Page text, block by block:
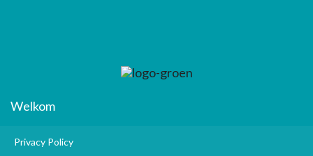
Welkom
Privacy Policy